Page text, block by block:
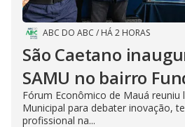
ABC DO ABC / HÁ 2 HORAS
São Caetano
SAMU no bairro
Fórum Econômico de Mauá reuniu
Municipal para debater inovação,
profissional na...